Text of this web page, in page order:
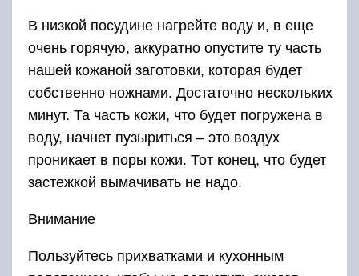
В низкой посудине нагрейте воду и, в еще
очень горячую, аккуратно опустите ту часть
нашей кожаной заготовки, которая будет
собственно ножнами. Достаточно нескольких
минут. Та часть кожи, что будет погружена в
воду, начнет пузыриться – это воздух
проникает в поры кожи. Тот конец, что будет
застежкой вымачивать не надо.
Внимание
Пользуйтесь прихватками и кухонным